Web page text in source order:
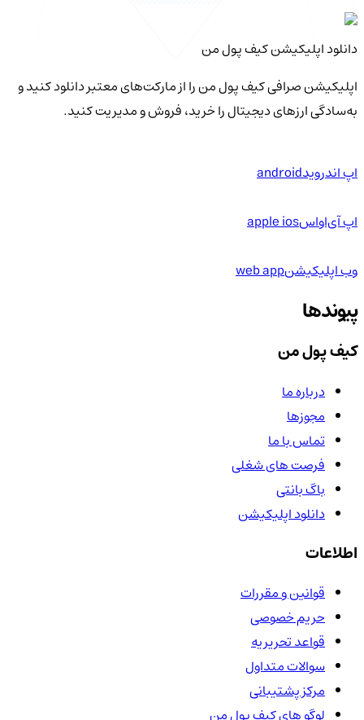
دانلود اپلیکیشن کیف‌ پول من
اپلیکیشن صرافی کیف پول من را از مارکت‌های معتبر دانلود کنید و
به‌سادگی ارزهای دیجیتال را خرید، فروش و مدیریت کنید.
اپ اندرویدandroid
اپ آی‌او‌اسapple ios
وب اپلیکیشنweb app
پیوندها
کیف پول من
درباره ما
مجوزها
تماس با ما
فرصت های شغلی
باگ بانتی
دانلود اپلیکیشن
اطلاعات
قوانین و مقررات
حریم خصوصی
قواعد تحریریه
سوالات متداول
مرکز پشتیبانی
لوگو های کیف پول من